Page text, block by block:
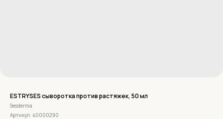
ESTRYSES сыворотка против растяжек, 50 мл
Sesderma
Артикул: 40000290